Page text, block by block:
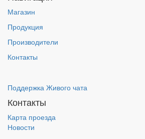
Магазин
Продукция
Производители
Контакты
Поддержка Живого чата
Контакты
Карта проезда
Новости